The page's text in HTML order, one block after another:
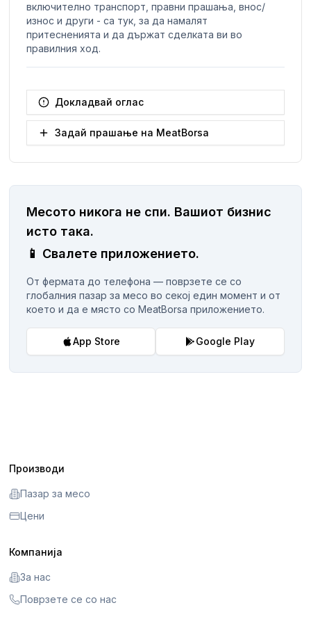
включително транспорт, правни прашања, внос/
износ и други - са тук, за да намалят
притесненията и да държат сделката ви во
правилния ход.
Докладвай оглас
Задай прашање на MeatBorsa
Месото никога не спи. Вашиот бизнис
исто така.
📱 Свалете приложението.
От фермата до телефона — поврзете се со
глобалния пазар за месо во секој един момент и от
което и да е място со MeatBorsa приложението.
App Store Google Play
Производи
Пазар за месо
Цени
Компанија
За нас
Поврзете се со нас